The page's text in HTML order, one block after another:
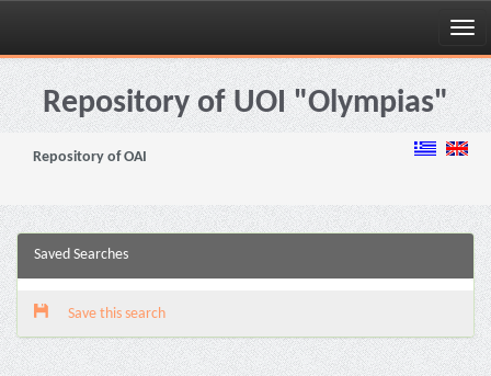
Skip
navigationRepository of UOI "Olympias"
Repository of OAI
Saved Searches
Save this search